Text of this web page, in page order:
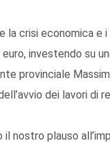
la crisi economica e
euro, investendo su
provinciale
dei lavori di
il nostro plauso